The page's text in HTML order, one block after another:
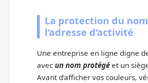
La protection du
l’adresse d’activité
Une entreprise en ligne digne
avec un nom protégé et un
Avant d’afficher vos couleurs,